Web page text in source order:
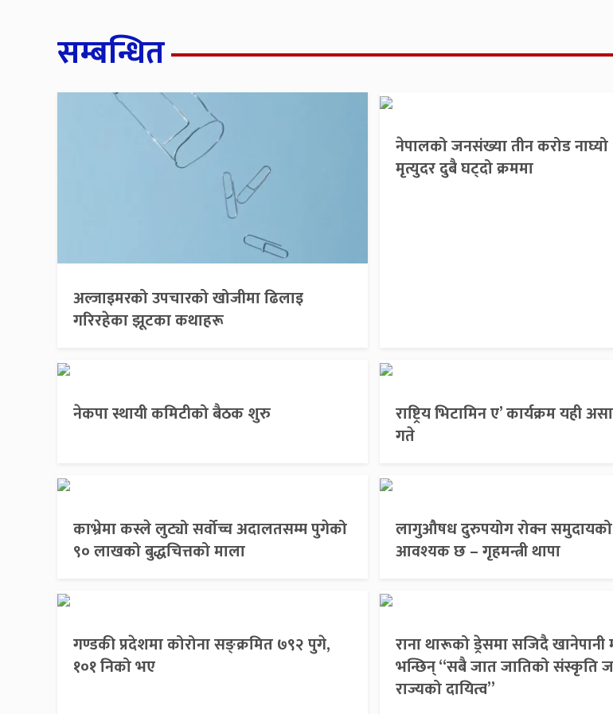
सम्बन्धित
अल्जाइमरको उपचारको खोजीमा ढिलाइ
गरिरहेका झूटका कथाहरू
नेपालको जनसंख्या तीन करोड
मृत्युदर दुबै घट्दो क्रममा
नेकपा स्थायी कमिटीको बैठक शुरु
राष्ट्रिय भिटामिन ए’ कार्यक्रम यही
गते
काभ्रेमा कस्ले लुट्यो सर्वोच्च अदालतसम्म पुगेको
९० लाखको बुद्धचित्तको माला
लागुऔषध दुरुपयोग रोक्न समुदायको
आवश्यक छ – गृहमन्त्री थापा
गण्डकी प्रदेशमा कोरोना सङ्क्रमित ७९२ पुगे,
१०१ निको भए
राना थारूको ड्रेसमा सजिदै खानेपानी
भन्छिन् “सबै जात जातिको संस्कृति
राज्यको दायित्व”